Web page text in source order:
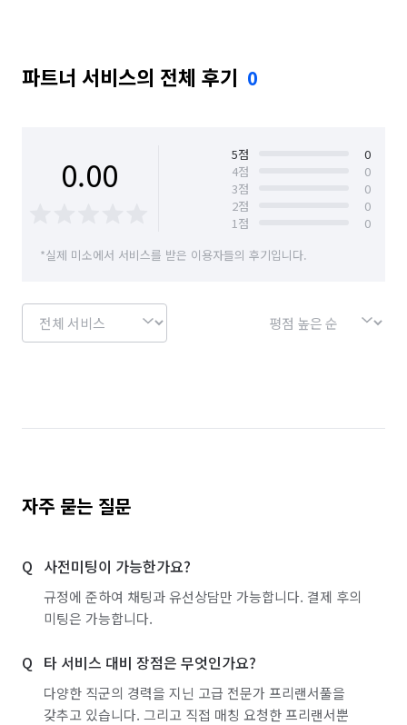
파트너 서비스의 전체 후기 0
0.00 5점
0
4점
0
3점
0
2점
0
1점
0
*실제 미소에서 서비스를 받은 이용자들의 후기입니다.
자주 묻는 질문
사전미팅이 가능한가요?
규정에 준하여 채팅과 유선상담만 가능합니다. 결제 후의
미팅은 가능합니다.
타 서비스 대비 장점은 무엇인가요?
다양한 직군의 경력을 지닌 고급 전문가 프리랜서풀을
갖추고 있습니다. 그리고 직접 매칭 요청한 프리랜서뿐